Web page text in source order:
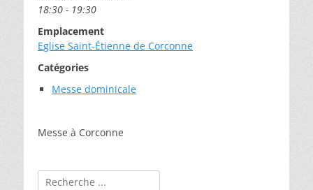
18:30 - 19:30
Emplacement
Eglise Saint-Étienne de Corconne
Catégories
Messe dominicale
Messe à Corconne
Rechercher :